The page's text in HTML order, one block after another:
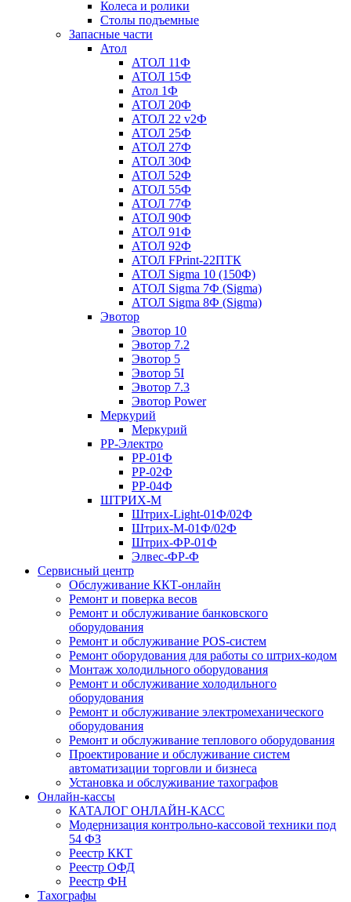
Колеса и ролики
Столы подъемные
Запасные части
Атол
АТОЛ 11Ф
АТОЛ 15Ф
Атол 1Ф
АТОЛ 20Ф
АТОЛ 22 v2Ф
АТОЛ 25Ф
АТОЛ 27Ф
АТОЛ 30Ф
АТОЛ 52Ф
АТОЛ 55Ф
АТОЛ 77Ф
АТОЛ 90Ф
АТОЛ 91Ф
АТОЛ 92Ф
АТОЛ FPrint-22ПТК
АТОЛ Sigma 10 (150Ф)
АТОЛ Sigma 7Ф (Sigma)
АТОЛ Sigma 8Ф (Sigma)
Эвотор
Эвотор 10
Эвотор 7.2
Эвотор 5
Эвотор 5I
Эвотор 7.3
Эвотор Power
Меркурий
Меркурий
РР-Электро
РР-01Ф
РР-02Ф
РР-04Ф
ШТРИХ-М
Штрих-Light-01Ф/02Ф
Штрих-М-01Ф/02Ф
Штрих-ФР-01Ф
Элвес-ФР-Ф
Сервисный центр
Обслуживание ККТ-онлайн
Ремонт и поверка весов
Ремонт и обслуживание банковского
оборудования
Ремонт и обслуживание POS-систем
Ремонт оборудования для работы со штрих-кодом
Монтаж холодильного оборудования
Ремонт и обслуживание холодильного
оборудования
Ремонт и обслуживание электромеханического
оборудования
Ремонт и обслуживание теплового оборудования
Проектирование и обслуживание систем
автоматизации торговли и бизнеса
Установка и обслуживание тахографов
Онлайн-кассы
КАТАЛОГ ОНЛАЙН-КАСС
Модернизация контрольно-кассовой техники под
54 ФЗ
Реестр ККТ
Реестр ОФД
Реестр ФН
Тахографы